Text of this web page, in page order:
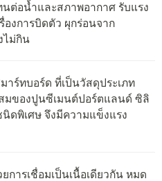
ต่อน้ำและสภาพอากาศ รับแรง
งการบิดตัว ผุกร่อนจาก
ไม่กิน
ร์ทบอร์ด ที่เป็นวัสดุประเภท
มของปูนซีเมนต์ปอร์ตแลนด์ ซิลิ
ดพิเศษ จึงมีความแข็งแรง
การเชื่อมเป็นเนื้อเดียวกัน หมด